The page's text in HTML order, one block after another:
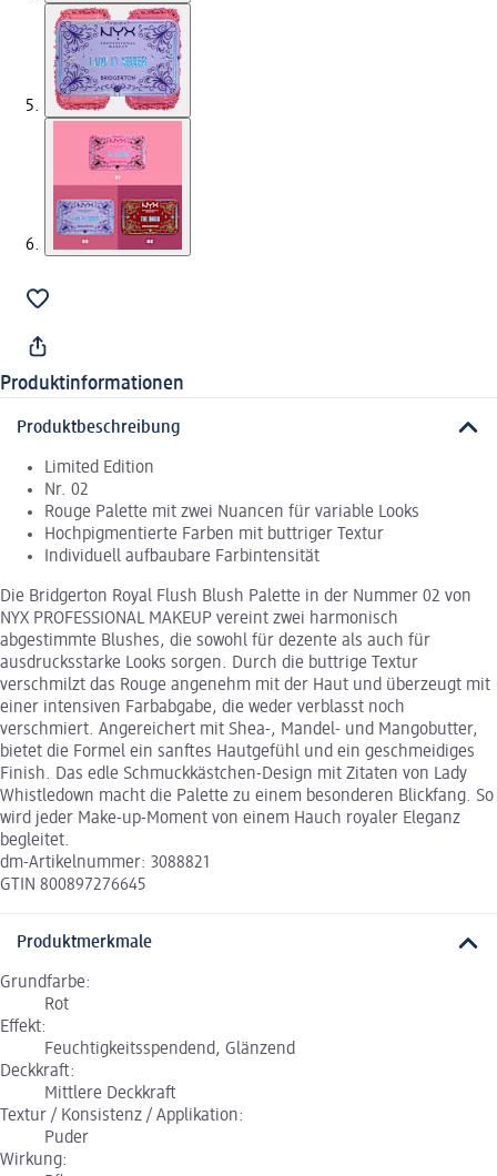
Produktinformationen
Produktbeschreibung
Limited Edition
Nr. 02
Rouge Palette mit zwei Nuancen für variable Looks
Hochpigmentierte Farben mit buttriger Textur
Individuell aufbaubare Farbintensität
Die Bridgerton Royal Flush Blush Palette in der Nummer 02 von
NYX PROFESSIONAL MAKEUP vereint zwei harmonisch
abgestimmte Blushes, die sowohl für dezente als auch für
ausdrucksstarke Looks sorgen. Durch die buttrige Textur
verschmilzt das Rouge angenehm mit der Haut und überzeugt mit
einer intensiven Farbabgabe, die weder verblasst noch
verschmiert. Angereichert mit Shea-, Mandel- und Mangobutter,
bietet die Formel ein sanftes Hautgefühl und ein geschmeidiges
Finish. Das edle Schmuckkästchen-Design mit Zitaten von Lady
Whistledown macht die Palette zu einem besonderen Blickfang. So
wird jeder Make-up-Moment von einem Hauch royaler Eleganz
begleitet.
dm-Artikelnummer: 3088821
GTIN 800897276645
Produktmerkmale
Grundfarbe:
Rot
Effekt:
Feuchtigkeitsspendend, Glänzend
Deckkraft:
Mittlere Deckkraft
Textur / Konsistenz / Applikation:
Puder
Wirkung: